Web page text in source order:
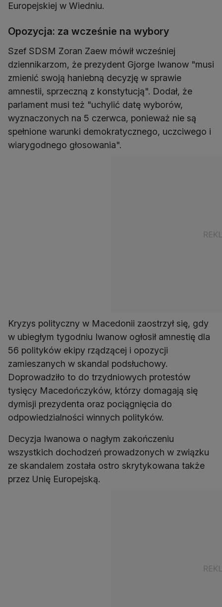
Europejskiej w Wiedniu.
Opozycja: za wcześnie na wybory
Szef SDSM Zoran Zaew mówił wcześniej
dziennikarzom, że prezydent Gjorge Iwanow "musi
zmienić swoją haniebną decyzję w sprawie
amnestii, sprzeczną z konstytucją". Dodał, że
parlament musi też "uchylić datę wyborów,
wyznaczonych na 5 czerwca, ponieważ nie są
spełnione warunki demokratycznego, uczciwego i
wiarygodnego głosowania".
Kryzys polityczny w Macedonii zaostrzył się, gdy
w ubiegłym tygodniu Iwanow ogłosił amnestię dla
56 polityków ekipy rządzącej i opozycji
zamieszanych w skandal podsłuchowy.
Doprowadziło to do trzydniowych protestów
tysięcy Macedończyków, którzy domagają się
dymisji prezydenta oraz pociągnięcia do
odpowiedzialności winnych polityków.
Decyzja Iwanowa o nagłym zakończeniu
wszystkich dochodzeń prowadzonych w związku
ze skandalem została ostro skrytykowana także
przez Unię Europejską.